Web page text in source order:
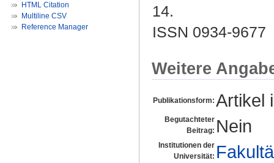
HTML Citation
Multiline CSV
Reference Manager
14.
ISSN 0934-9677
Weitere
Publikationsform: Artikel
Begutachteter
Beitrag: Nein
Institutionen der
Universität: